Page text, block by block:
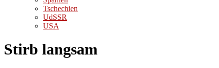
Tschechien
UdSSR
USA
Stirb langsam